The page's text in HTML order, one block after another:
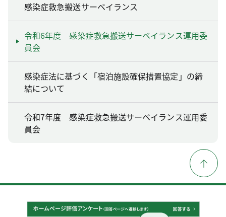
感染症救急搬送サーベイランス
令和6年度 感染症救急搬送サーベイランス運用委
員会
感染症法に基づく「宿泊施設確保措置協定」の締
結について
令和7年度 感染症救急搬送サーベイランス運用委
員会